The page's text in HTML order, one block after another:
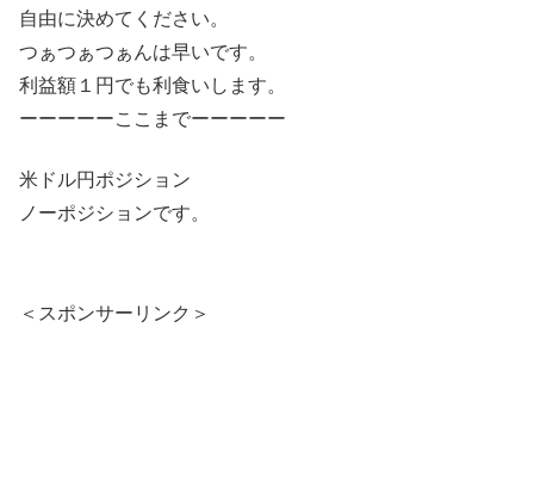
自由に決めてください。
つぁつぁつぁんは早いです。
利益額１円でも利食いします。
ーーーーーここまでーーーーー
米ドル円ポジション
ノーポジションです。
＜スポンサーリンク＞